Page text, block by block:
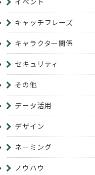
キャッチフレーズ
キャラクター関係
セキュリティ
その他
データ活用
デザイン
ネーミング
ノウハウ